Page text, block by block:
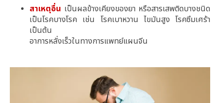
สาเหตุอื่น เป็นผลข้างเคียงของยา หรือสารเสพติดบางชนิด
เป็นโรคบางโรค เช่น โรคเบาหวาน ไขมันสูง โรคซึมเศร้า
เป็นต้น
อาการหลั่งเร็วในทางการแพทย์แผนจีน